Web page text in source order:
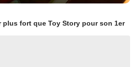
plus fort que Toy Story pour son 1er